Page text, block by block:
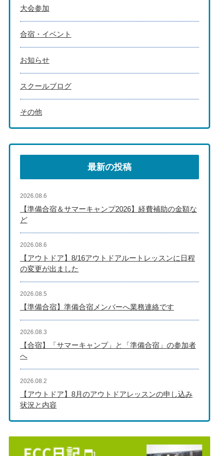
大会参加
合宿・イベント
お知らせ
スクールブログ
その他
最新の投稿
【準備合宿＆サマーキャンプ2026】経費補助の金額な
ど
2026.08.6
【アウトドア】8/16アウトドアルートレッスンに日程
の変更が出ました
2026.08.6
【準備合宿】準備合宿メンバーへ業務連絡です
2026.08.5
【合宿】「サマーキャンプ」と「準備合宿」の参加者
へ
2026.08.3
【アウトドア】8月のアウトドアレッスンの申し込み
状況と内容
2026.08.2